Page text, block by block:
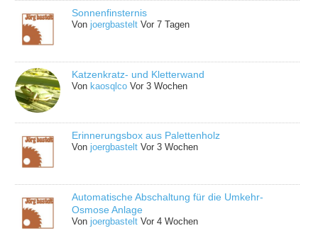
Sonnenfinsternis
Vonjoergbastelt Vor 7 Tagen
Katzenkratz- und Kletterwand
Vonkaosqlco Vor 3 Wochen
Erinnerungsbox aus Palettenholz
Vonjoergbastelt Vor 3 Wochen
Automatische Abschaltung für die Umkehr-
Osmose Anlage
Vonjoergbastelt Vor 4 Wochen